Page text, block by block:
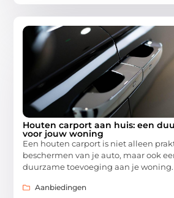
Houten carport aan huis: een
voor jouw woning
Een houten carport is niet alleen
beschermen van je auto, maar ook
duurzame toevoeging aan je
Aanbiedingen